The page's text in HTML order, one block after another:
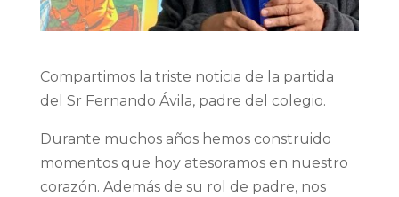
Compartimos la triste noticia de la partida
del Sr Fernando Ávila, padre del colegio.
Durante muchos años hemos construido
momentos que hoy atesoramos en nuestro
corazón. Además de su rol de padre, nos